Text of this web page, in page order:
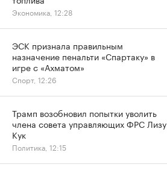
Экономика, 12:28
ЭСК признала правильным
назначение пенальти «Спартаку» в
игре с «Ахматом»
Спорт, 12:26
Трамп возобновил попытки уволить
члена совета управляющих ФРС Лизу
Кук
Политика, 12:15